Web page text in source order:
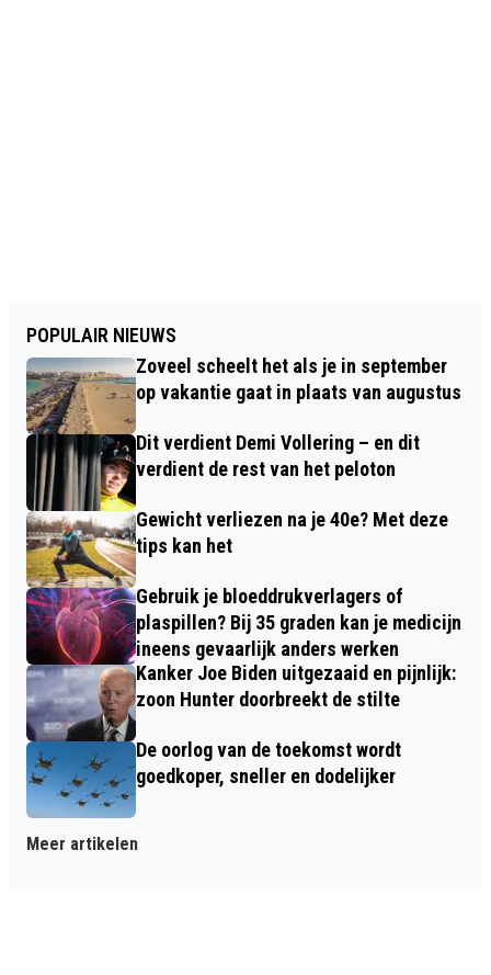
POPULAIR NIEUWS
Zoveel scheelt het als je in september
op vakantie gaat in plaats van augustus
Dit verdient Demi Vollering – en dit
verdient de rest van het peloton
Gewicht verliezen na je 40e? Met deze
tips kan het
Gebruik je bloeddrukverlagers of
plaspillen? Bij 35 graden kan je medicijn
ineens gevaarlijk anders werken
Kanker Joe Biden uitgezaaid en pijnlijk:
zoon Hunter doorbreekt de stilte
De oorlog van de toekomst wordt
goedkoper, sneller en dodelijker
Meer artikelen